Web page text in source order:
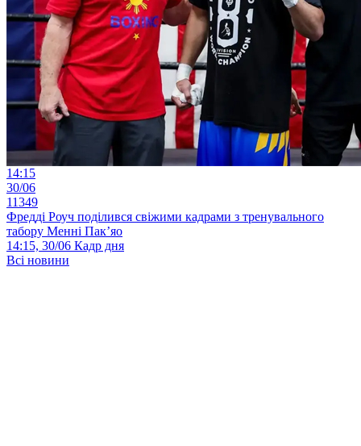
14:15
30/06
11349
Фредді Роуч поділився свіжими кадрами з тренувального
табору Менні Пак’яо
14:15, 30/06 Кадр дня
Всі новини